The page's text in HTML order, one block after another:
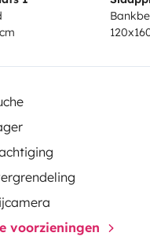
voorzieningen